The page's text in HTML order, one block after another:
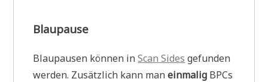
Blaupause
Blaupausen können inScan Sides gefunden
werden. Zusätzlich kann maneinmalig BPCs